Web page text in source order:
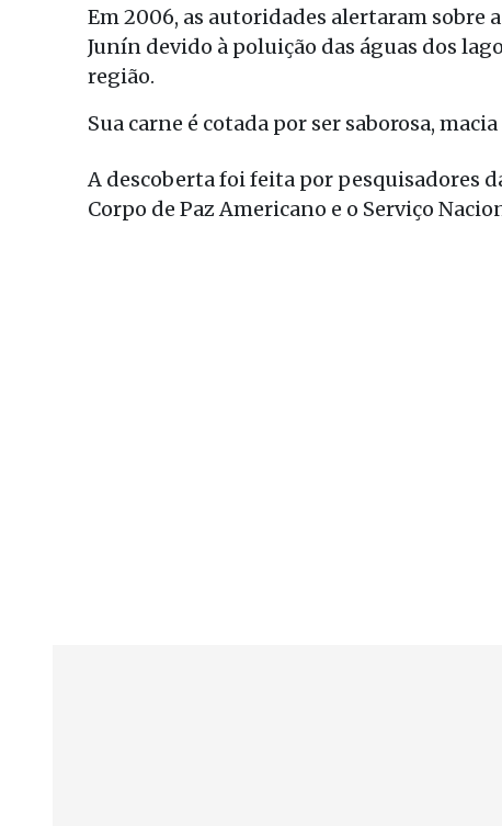
Em 2006, as autoridades alertaram sobre
Junín devido à poluição das águas dos
região.
Sua carne é cotada por ser saborosa,
A descoberta foi feita por pesquisadores
Corpo de Paz Americano e o Serviço